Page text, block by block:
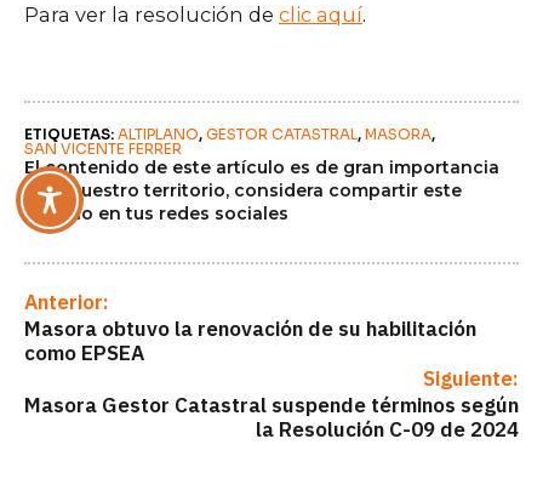
Para ver la resolución de clic aquí.
ETIQUETAS: ALTIPLANO GESTOR CATASTRAL MASORA
SAN VICENTE FERRER
El contenido de este artículo es de gran importancia
para nuestro territorio, considera compartir este
artículo en tus redes sociales
Anterior:
Masora obtuvo la renovación de su habilitación
como EPSEA
Siguiente:
Masora Gestor Catastral suspende términos según
la Resolución C-09 de 2024